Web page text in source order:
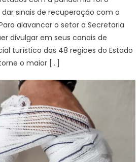
sinais de recuperação com o
alavancar o setor a Secretaria
divulgar em seus canais de
turístico das 48 regiões do Estado
o maior […]